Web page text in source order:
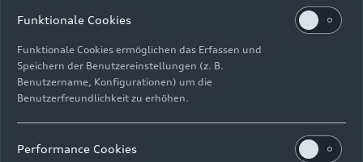
ImpressumRechtliches
Hinweisgebersystem
Funktionale Cookies
Funktionale Cookies ermöglichen das Erfassen und
Speichern der Benutzereinstellungen (z. B.
Benutzername, Konfigurationen) um die
Benutzerfreundlichkeit zu erhöhen.
Performance Cookies